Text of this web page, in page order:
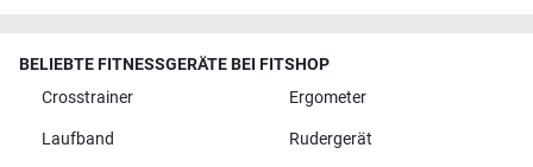
BELIEBTE FITNESSGERÄTE BEI FITSHOP
Crosstrainer
Ergometer
Laufband Rudergerät